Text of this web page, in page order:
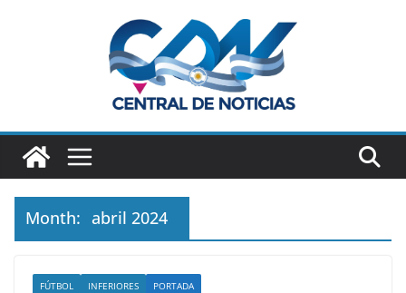
Month: abril 2024
FÚTBOL INFERIORES PORTADA